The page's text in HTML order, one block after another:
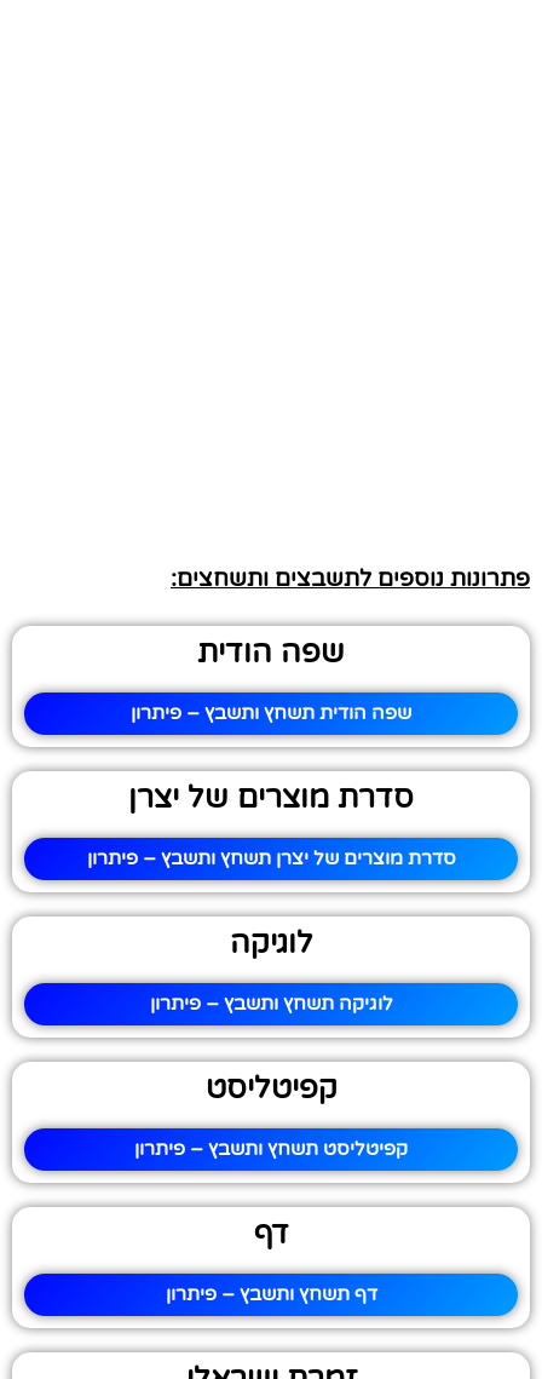
פתרונות נוספים לתשבצים ותשחצים:
שפה הודית
שפה הודית תשחץ ותשבץ – פיתרון
סדרת מוצרים של יצרן
סדרת מוצרים של יצרן תשחץ ותשבץ – פיתרון
לוגיקה
לוגיקה תשחץ ותשבץ – פיתרון
קפיטליסט
קפיטליסט תשחץ ותשבץ – פיתרון
דף
דף תשחץ ותשבץ – פיתרון